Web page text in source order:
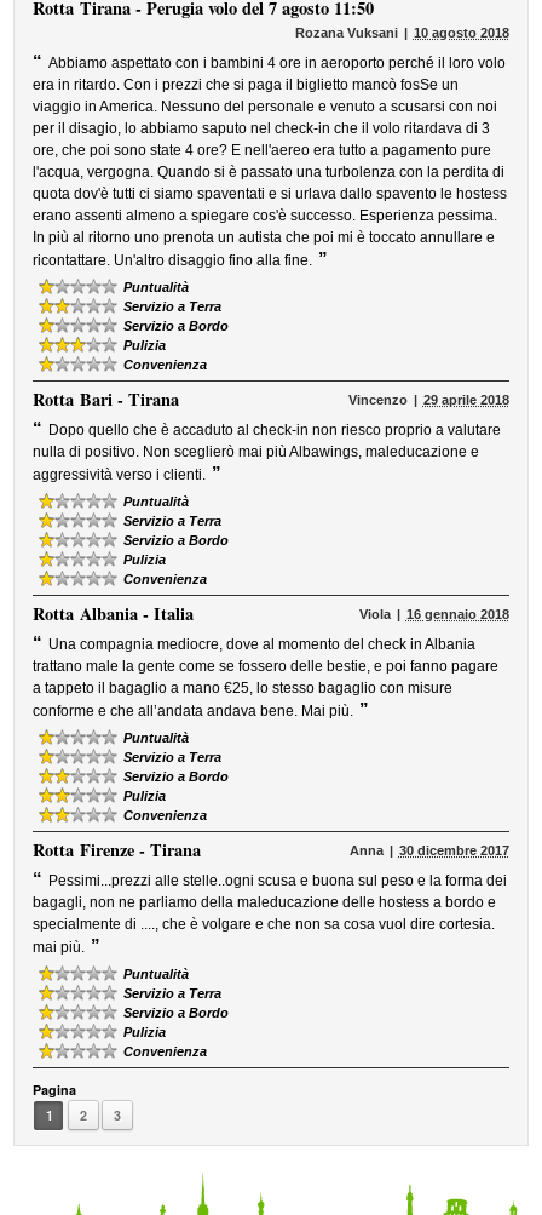
RottaTirana - Perugia volo del 7 agosto 11:50
Rozana Vuksani 10 agosto 2018
“ Abbiamo aspettato con i bambini 4 ore in aeroporto perché il loro volo
era in ritardo. Con i prezzi che si paga il biglietto mancò fosSe un
viaggio in America. Nessuno del personale e venuto a scusarsi con noi
per il disagio, lo abbiamo saputo nel check-in che il volo ritardava di 3
ore, che poi sono state 4 ore? E nell'aereo era tutto a pagamento pure
l'acqua, vergogna. Quando si è passato una turbolenza con la perdita di
quota dov'è tutti ci siamo spaventati e si urlava dallo spavento le hostess
erano assenti almeno a spiegare cos'è successo. Esperienza pessima.
In più al ritorno uno prenota un autista che poi mi è toccato annullare e
ricontattare. Un'altro disaggio fino alla fine. ”
Puntualità
Servizio a Terra
Servizio a Bordo
Pulizia
Convenienza
RottaBari - Tirana Vincenzo 29 aprile 2018
“ Dopo quello che è accaduto al check-in non riesco proprio a valutare
nulla di positivo. Non sceglierò mai più Albawings, maleducazione e
aggressività verso i clienti. ”
Puntualità
Servizio a Terra
Servizio a Bordo
Pulizia
Convenienza
RottaAlbania - Italia Viola 16 gennaio 2018
“ Una compagnia mediocre, dove al momento del check in Albania
trattano male la gente come se fossero delle bestie, e poi fanno pagare
a tappeto il bagaglio a mano €25, lo stesso bagaglio con misure
conforme e che all’andata andava bene. Mai più. ”
Puntualità
Servizio a Terra
Servizio a Bordo
Pulizia
Convenienza
RottaFirenze - Tirana Anna 30 dicembre 2017
“ Pessimi...prezzi alle stelle..ogni scusa e buona sul peso e la forma dei
bagagli, non ne parliamo della maleducazione delle hostess a bordo e
specialmente di ...., che è volgare e che non sa cosa vuol dire cortesia.
mai più. ”
Puntualità
Servizio a Terra
Servizio a Bordo
Pulizia
Convenienza
Pagina
1
2 3